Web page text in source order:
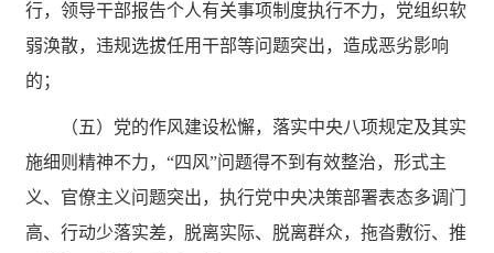
行，领导干部报告个人有关事项制度执行不力，党组织软
弱涣散，违规选拔任用干部等问题突出，造成恶劣影响
的；
（五）党的作风建设松懈，落实中央八项规定及其实
施细则精神不力，“四风”问题得不到有效整治，形式主
义、官僚主义问题突出，执行党中央决策部署表态多调门
高、行动少落实差，脱离实际、脱离群众，拖沓敷衍、推